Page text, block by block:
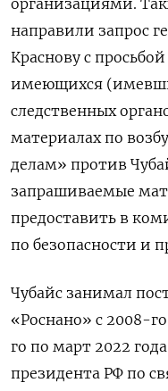
организациями.
направили запрос
Краснову с
имеющихся
следственных
материалах по
делам» против
запрашиваемые
предоставить в
по безопасности и
Чубайс занимал
«Роснано» с 2008-
го по март 2022
президента РФ по